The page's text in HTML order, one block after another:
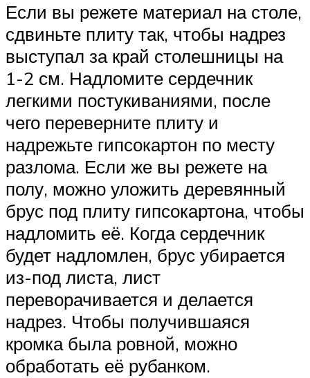
Если вы режете материал на столе,
сдвиньте плиту так, чтобы надрез
выступал за край столешницы на
1-2 см. Надломите сердечник
легкими постукиваниями, после
чего переверните плиту и
надрежьте гипсокартон по месту
разлома. Если же вы режете на
полу, можно уложить деревянный
брус под плиту гипсокартона, чтобы
надломить её. Когда сердечник
будет надломлен, брус убирается
из-под листа, лист
переворачивается и делается
надрез. Чтобы получившаяся
кромка была ровной, можно
обработать её рубанком.